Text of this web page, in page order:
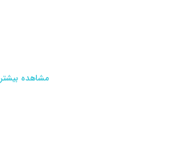
مشاهده بیشتر